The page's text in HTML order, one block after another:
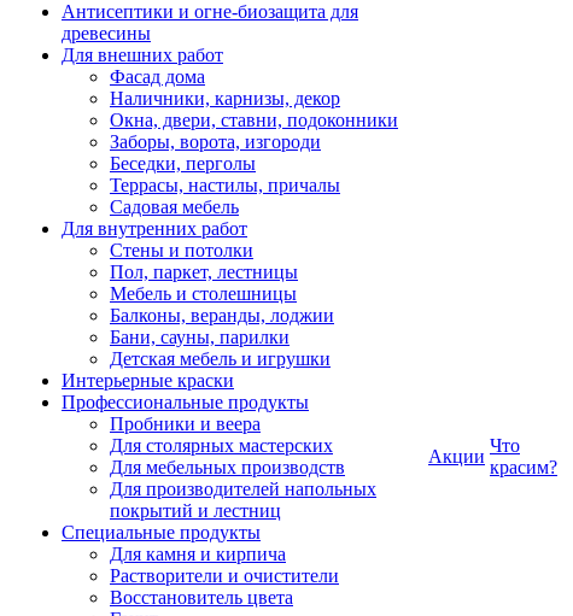
Антисептики и огне-биозащита для
древесины
Для внешних работ
Фасад дома
Наличники, карнизы, декор
Окна, двери, ставни, подоконники
Заборы, ворота, изгороди
Беседки, перголы
Террасы, настилы, причалы
Садовая мебель
Для внутренних работ
Стены и потолки
Пол, паркет, лестницы
Мебель и столешницы
Балконы, веранды, лоджии
Бани, сауны, парилки
Детская мебель и игрушки
Интерьерные краски
Профессиональные продукты
Пробники и веера
Для столярных мастерских
Для мебельных производств
Для производителей напольных
покрытий и лестниц
Специальные продукты
Для камня и кирпича
Растворители и очистители
Восстановитель цвета
Акции
Что
красим?